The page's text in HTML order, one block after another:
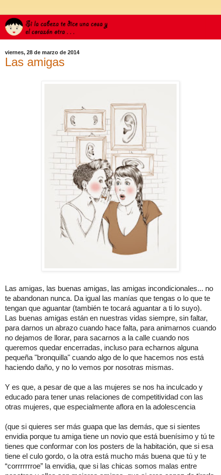
viernes, 28 de marzo de 2014
Las amigas
Las amigas, las buenas amigas, las amigas incondicionales... no
te abandonan nunca. Da igual las manías que tengas o lo que te
tengan que aguantar (también te tocará aguantar a ti lo suyo).
Las buenas amigas están en nuestras vidas siempre, sin faltar,
para darnos un abrazo cuando hace falta, para animarnos cuando
no dejamos de llorar, para sacarnos a la calle cuando nos
queremos quedar encerradas, incluso para echarnos alguna
pequeña "bronquilla" cuando algo de lo que hacemos nos está
haciendo daño, y no lo vemos por nosotras mismas.
Y es que, a pesar de que a las mujeres se nos ha inculcado y
educado para tener unas relaciones de competitividad con las
otras mujeres, que especialmente aflora en la adolescencia
(que si quieres ser más guapa que las demás, que si sientes
envidia porque tu amiga tiene un novio que está buenísimo y tú te
tienes que conformar con los posters de la habitación, que si esa
tiene el culo gordo, o la otra está mucho más buena que tú y te
“corrrrrrroe” la envidia, que si las chicas somos malas entre